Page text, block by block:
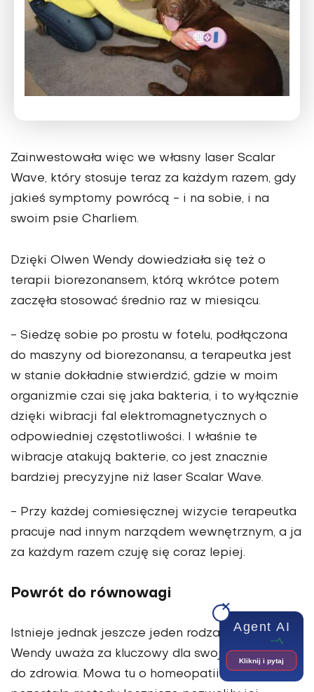
Zainwestowała więc we własny laser Scalar
Wave, który stosuje teraz za każdym razem, gdy
jakieś symptomy powrócą - i na sobie, i na
swoim psie Charliem.
Dzięki Olwen Wendy dowiedziała się też o
terapii biorezonansem, którą wkrótce potem
zaczęła stosować średnio raz w miesiącu.
- Siedzę sobie po prostu w fotelu, podłączona
do maszyny od biorezonansu, a terapeutka jest
w stanie dokładnie stwierdzić, gdzie w moim
organizmie czai się jaka bakteria, i to wyłącznie
dzięki wibracji fal elektromagnetycznych o
odpowiedniej częstotliwości. I właśnie te
wibracje atakują bakterie, co jest znacznie
bardziej precyzyjne niż laser Scalar Wave.
- Przy każdej comiesięcznej wizycie terapeutka
pracuje nad innym narządem wewnętrznym, a ja
za każdym razem czuję się coraz lepiej.
Powrót do równowagi
Istnieje jednak jeszcze jeden rodzaj terapii, który
Wendy uważa za kluczowy dla swojego powrotu
do zdrowia. Mowa tu o homeopatii. Mimo że
Agent AI
Kliknij i pytaj